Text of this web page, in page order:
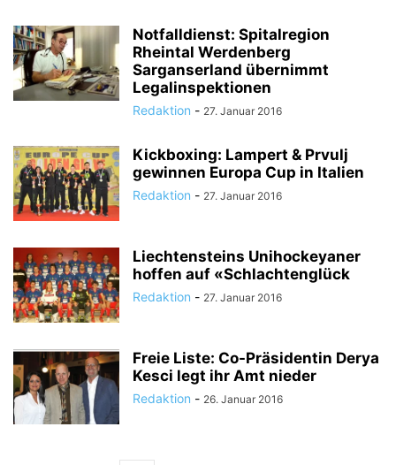
Notfalldienst: Spitalregion
Rheintal Werdenberg
Sarganserland übernimmt
Legalinspektionen
Redaktion - 27. Januar 2016
Kickboxing: Lampert & Prvulj
gewinnen Europa Cup in Italien
Redaktion - 27. Januar 2016
Liechtensteins Unihockeyaner
hoffen auf «Schlachtenglück
Redaktion - 27. Januar 2016
Freie Liste: Co-Präsidentin Derya
Kesci legt ihr Amt nieder
Redaktion - 26. Januar 2016